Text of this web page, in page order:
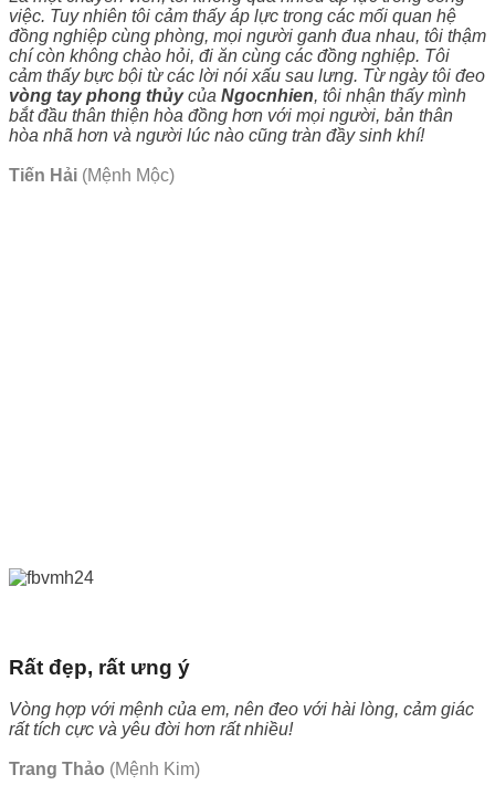
việc. Tuy nhiên tôi cảm thấy áp lực trong các mối quan hệ
đồng nghiệp cùng phòng, mọi người ganh đua nhau, tôi thậm
chí còn không chào hỏi, đi ăn cùng các đồng nghiệp. Tôi
cảm thấy bực bội từ các lời nói xấu sau lưng. Từ ngày tôi đeo
vòng tay phong thủycủa Ngocnhien, tôi nhận thấy mình
bắt đầu thân thiện hòa đồng hơn với mọi người, bản thân
hòa nhã hơn và người lúc nào cũng tràn đầy sinh khí!
Tiến Hải (Mệnh Mộc)
Rất đẹp, rất ưng ý
Vòng hợp với mệnh của em, nên đeo với hài lòng, cảm giác
rất tích cực và yêu đời hơn rất nhiều!
Trang Thảo (Mệnh Kim)